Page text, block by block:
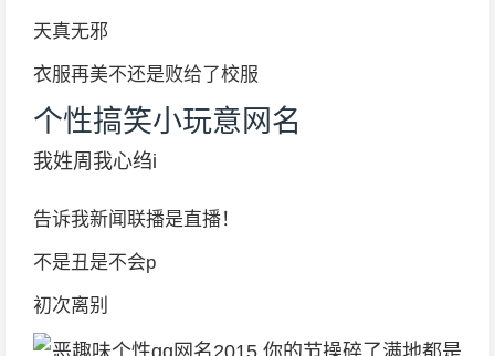
天真无邪
衣服再美不还是败给了校服
个性搞笑小玩意网名
我姓周我心绉i
告诉我新闻联播是直播！
不是丑是不会p
初次离别